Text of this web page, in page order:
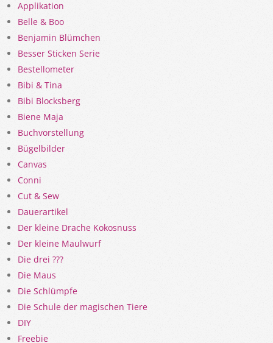
Applikation
Belle & Boo
Benjamin Blümchen
Besser Sticken Serie
Bestellometer
Bibi & Tina
Bibi Blocksberg
Biene Maja
Buchvorstellung
Bügelbilder
Canvas
Conni
Cut & Sew
Dauerartikel
Der kleine Drache Kokosnuss
Der kleine Maulwurf
Die drei ???
Die Maus
Die Schlümpfe
Die Schule der magischen Tiere
DIY
Freebie